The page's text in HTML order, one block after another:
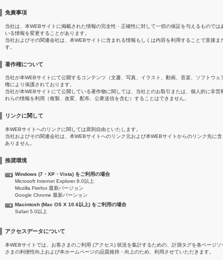
免責事項
当社は、本WEBサイトに掲載された情報の完全性・正確性に対して一切の保証を与えるもので
いる情報を変更することがあります。
当社およびその関連会社は、本WEBサイトに含まれる情報もしくは内容を利用することで直接
す。
著作権について
当社が本WEBサイトにて公開するコンテンツ（文書、写真、イラスト、動画、音楽、ソフトウ
権により保護されております。
当社が本WEBサイトにて公開している著作物に関しては、当社とのお取引または、個人的に非
れらの情報を利用（複製、改変、配布、公衆送信を含む）することはできません。
リンクに関して
本WEBサイトへのリンクに関しては原則自由といたします。
当社およびその関連会社は、本WEBサイトへのリンク元および本WEBサイトからのリンク先に
ありません。
推奨環境
Windows (7・XP・Vista) をご利用の場合
Microsoft Internet Explorer 8.0以上
Mozilla Firefox 最新バージョン
Google Chrome 最新バーション
Macintosh (Mac OS X 10.6以上) をご利用の場合
Safari 5.0以上
アクセスデータについて
本WEBサイトでは、お客さまのご利用 (アクセス) 状況を集計するための、計測タグを各ページ
さまの利便性向上および本ホームページの品質維持・向上のため、利用させていただきます。